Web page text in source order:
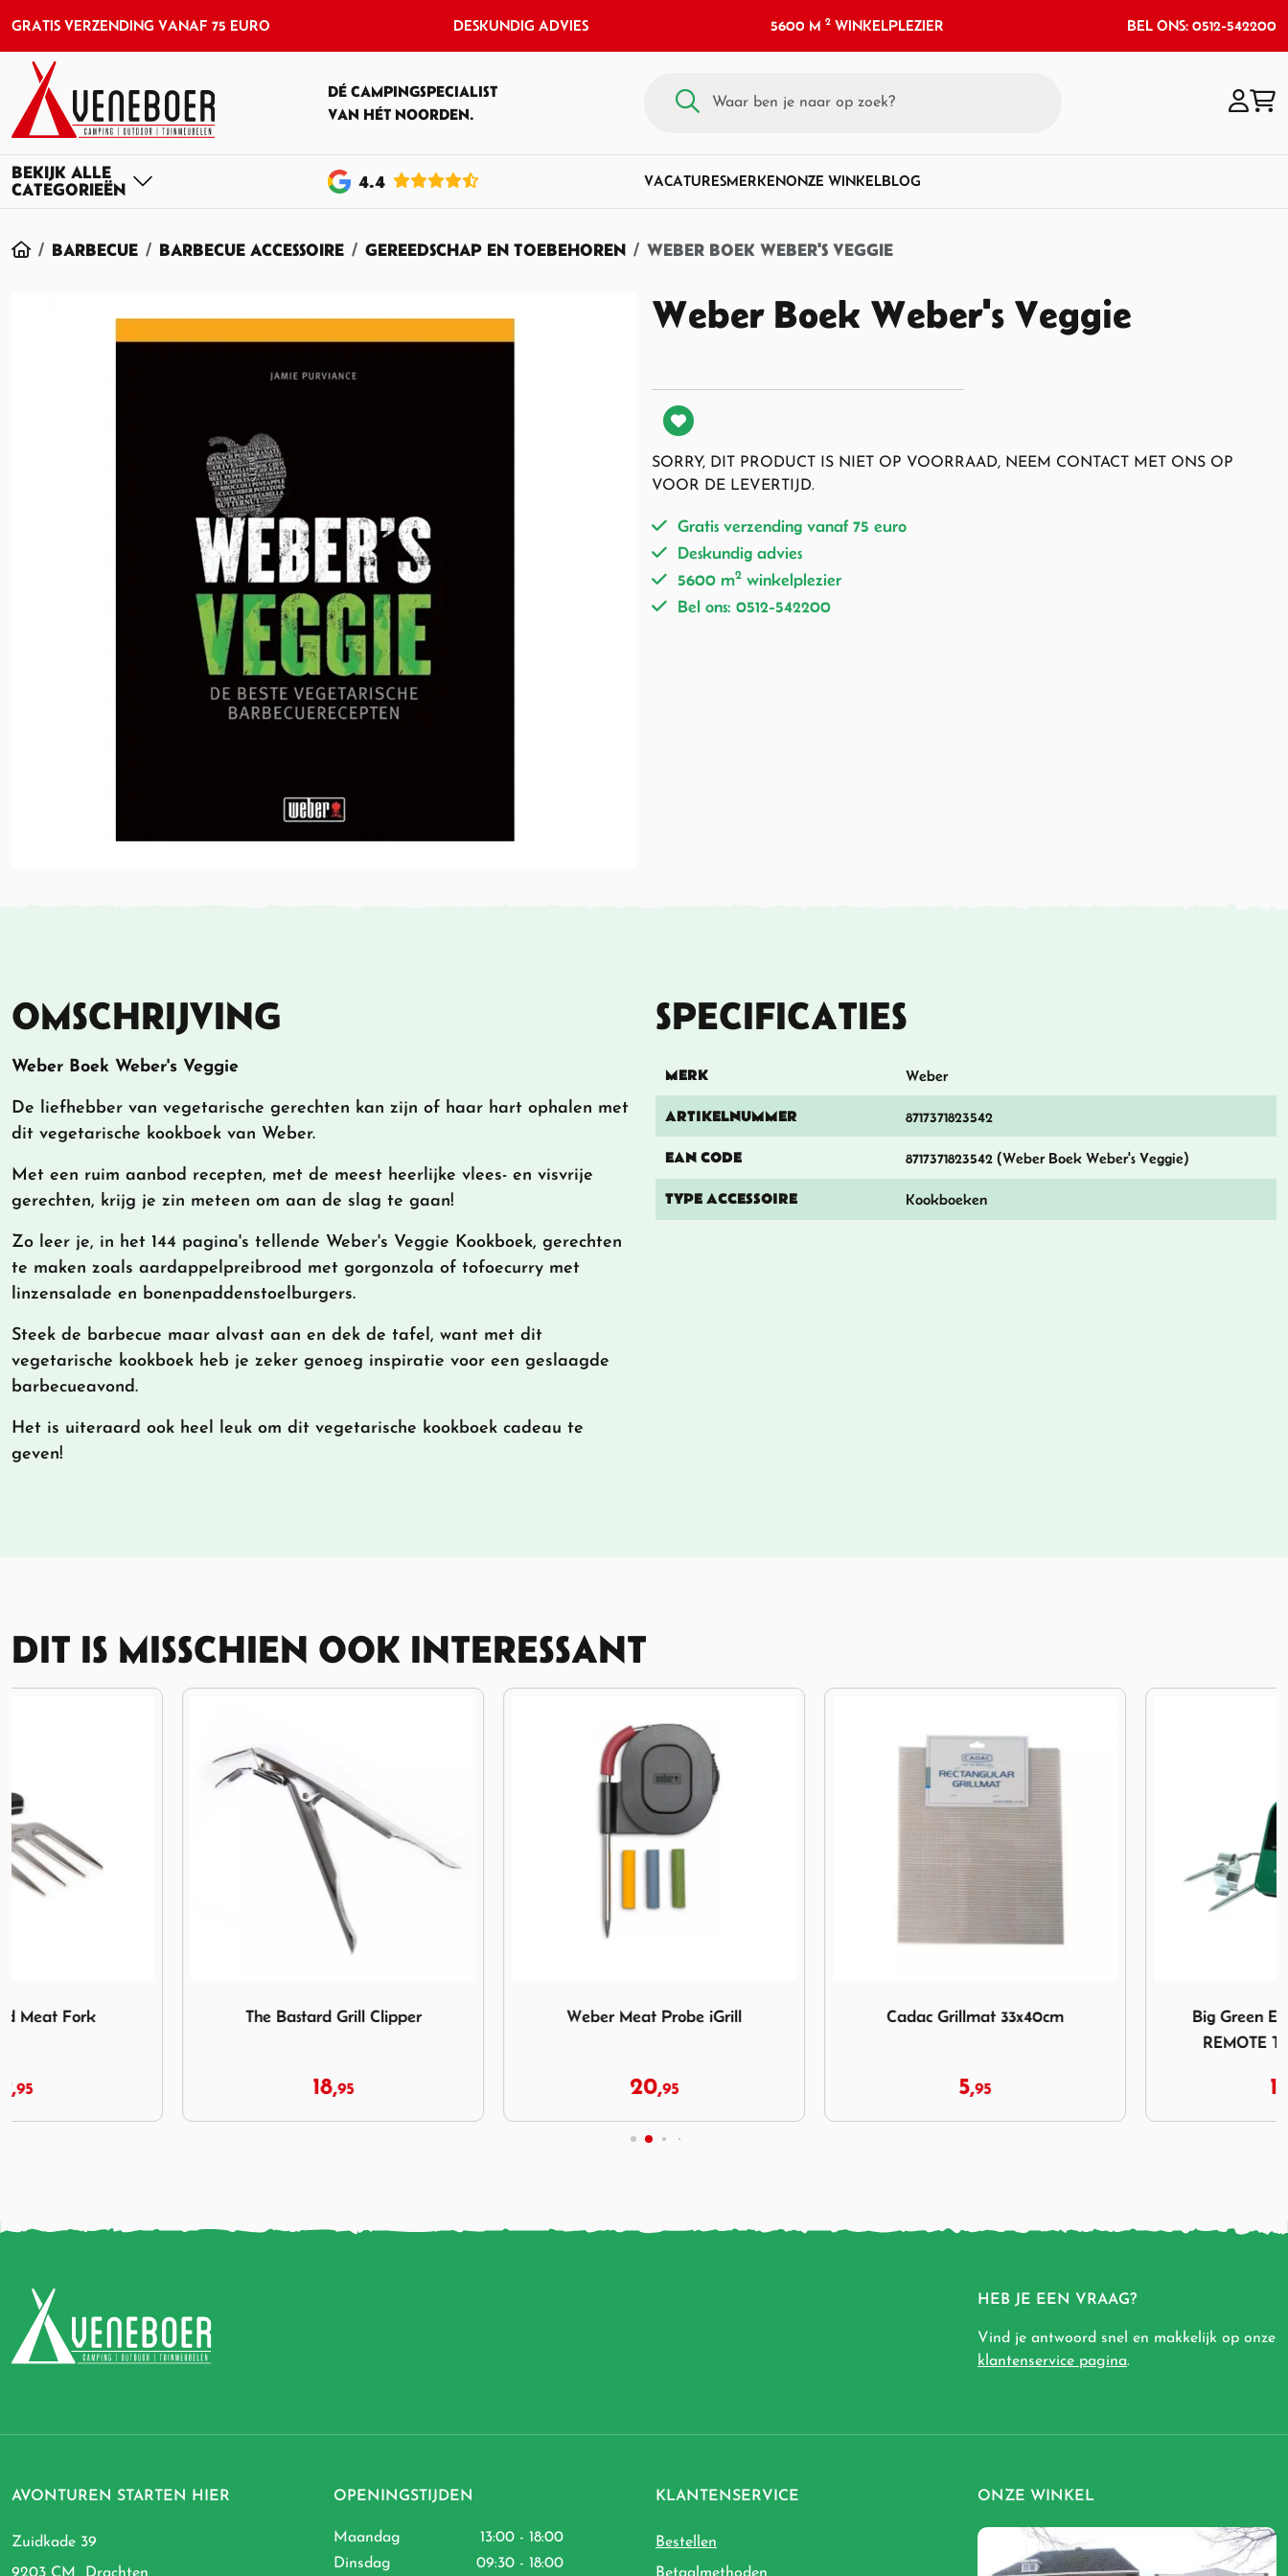
GRATIS VERZENDING VANAF 75 EURO DESKUNDIG ADVIES 5600 M2 WINKELPLEZIER BEL ONS: 0512-542200
DÉ CAMPINGSPECIALIST
VAN HÉT NOORDEN.
4.4 VACATURESMERKENONZE WINKELBLOG
HOMEBARBECUE BARBECUE ACCESSOIRE GEREEDSCHAP EN TOEBEHOREN WEBER BOEK WEBER'S VEGGIE
Weber Boek Weber's Veggie
SORRY, DIT PRODUCT IS NIET OP VOORRAAD, NEEM CONTACT MET ONS OP
VOOR DE LEVERTIJD.
Gratis verzending vanaf 75 euro
Deskundig advies
5600 m2 winkelplezier
Bel ons: 0512-542200
OMSCHRIJVING
Weber Boek Weber's Veggie
De liefhebber van vegetarische gerechten kan zijn of haar hart ophalen met
dit vegetarische kookboek van Weber.
Met een ruim aanbod recepten, met de meest heerlijke vlees- en visvrije
gerechten, krijg je zin meteen om aan de slag te gaan!
Zo leer je, in het 144 pagina's tellende Weber's Veggie Kookboek, gerechten
te maken zoals aardappelpreibrood met gorgonzola of tofoecurry met
linzensalade en bonenpaddenstoelburgers.
Steek de barbecue maar alvast aan en dek de tafel, want met dit
vegetarische kookboek heb je zeker genoeg inspiratie voor een geslaagde
barbecueavond.
Het is uiteraard ook heel leuk om dit vegetarische kookboek cadeau te
geven!
SPECIFICATIES
MERK Weber
ARTIKELNUMMER 8717371823542
EAN CODE 8717371823542 (Weber Boek Weber's Veggie)
TYPE ACCESSOIRE Kookboeken
DIT IS MISSCHIEN OOK INTERESSANT
The Bastard Grill Clipper Weber Meat Probe iGrill Cadac Grillmat 33x40cm
Big Green Egg DUAL PROBE
REMOTE THERMOMETER
HEB JE EEN VRAAG?
Vind je antwoord snel en makkelijk op onze
klantenservice pagina.
AVONTUREN STARTEN HIER
Zuidkade 39
OPENINGSTIJDEN
Maandag
13:00 - 18:00
Dinsdag
09:30 - 18:00
KLANTENSERVICE
Bestellen
ONZE WINKEL